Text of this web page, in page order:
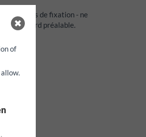
et sangles de fixation - ne
par accord préalable.
of